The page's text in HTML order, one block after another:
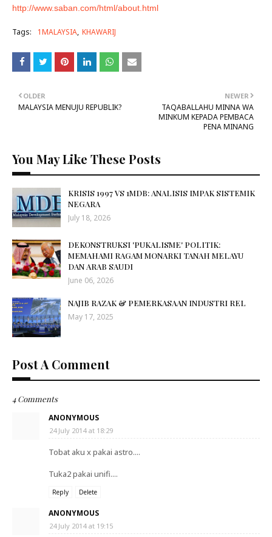
http://www.saban.com/html/about.html
Tags: 1MALAYSIA KHAWARIJ
NEWER
TAQABALLAHU MINNA WA
MINKUM KEPADA PEMBACA
PENA MINANG
OLDER
MALAYSIA MENUJU REPUBLIK?
You May Like These Posts
KRISIS 1997 VS 1MDB: ANALISIS IMPAK SISTEMIK
NEGARA
July 18, 2026
DEKONSTRUKSI 'PUKALISME' POLITIK:
MEMAHAMI RAGAM MONARKI TANAH MELAYU
DAN ARAB SAUDI
June 06, 2026
NAJIB RAZAK & PEMERKASAAN INDUSTRI REL
May 17, 2025
Post A Comment
4 Comments
ANONYMOUS
24 July 2014 at 18:29
Tobat aku x pakai astro....
Tuka2 pakai unifi....
Reply Delete
ANONYMOUS
24 July 2014 at 19:15